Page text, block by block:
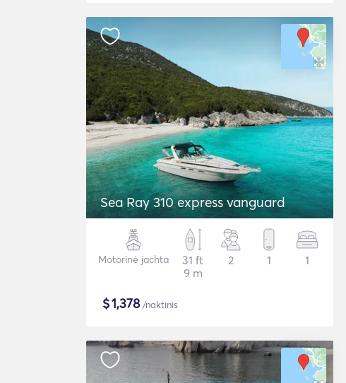
Sea Ray 310 express vanguard
Motorinė jachta
31 ft
9 m
2 1 1
$1,378/naktinis